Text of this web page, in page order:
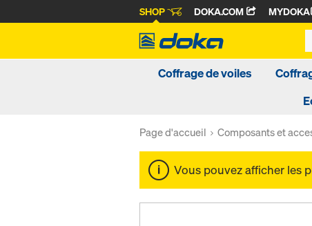
SHOP DOKA.COM MYDOKA
Coffrage de voiles
Page d'accueil Composants et
Vous pouvez afficher les